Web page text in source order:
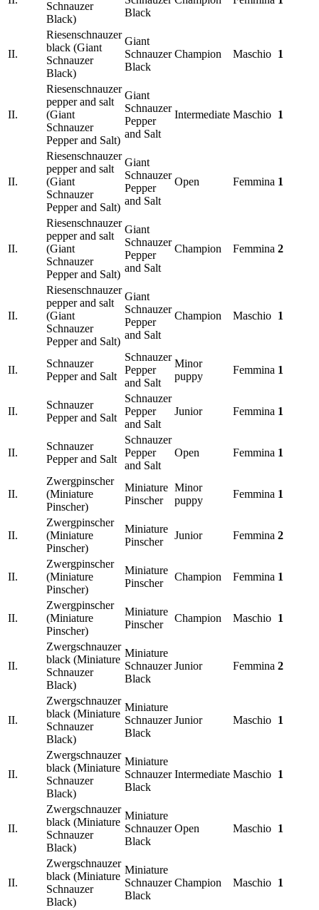
Schnauzer
Black)
Black
II.
Riesenschnauzer
black (Giant
Schnauzer
Black)
Giant
Schnauzer
Black
Champion Maschio 1
II.
Riesenschnauzer
pepper and salt
(Giant
Schnauzer
Pepper and Salt)
Giant
Schnauzer
Pepper
and Salt
Intermediate Maschio 1
II.
Riesenschnauzer
pepper and salt
(Giant
Schnauzer
Pepper and Salt)
Giant
Schnauzer
Pepper
and Salt
Open Femmina 1
II.
Riesenschnauzer
pepper and salt
(Giant
Schnauzer
Pepper and Salt)
Giant
Schnauzer
Pepper
and Salt
Champion Femmina 2
II.
Riesenschnauzer
pepper and salt
(Giant
Schnauzer
Pepper and Salt)
Giant
Schnauzer
Pepper
and Salt
Champion Maschio 1
II.
Schnauzer
Pepper and Salt
Schnauzer
Pepper
and Salt
Minor
puppy
Femmina 1
II.
Schnauzer
Pepper and Salt
Schnauzer
Pepper
and Salt
Junior Femmina 1
II.
Schnauzer
Pepper and Salt
Schnauzer
Pepper
and Salt
Open Femmina 1
II.
Zwergpinscher
(Miniature
Pinscher)
Miniature
Pinscher
Minor
puppy
Femmina 1
II.
Zwergpinscher
(Miniature
Pinscher)
Miniature
Pinscher
Junior Femmina 2
II.
Zwergpinscher
(Miniature
Pinscher)
Miniature
Pinscher
Champion Femmina 1
II.
Zwergpinscher
(Miniature
Pinscher)
Miniature
Pinscher
Champion Maschio 1
II.
Zwergschnauzer
black (Miniature
Schnauzer
Black)
Miniature
Schnauzer
Black
Junior Femmina 2
II.
Zwergschnauzer
black (Miniature
Schnauzer
Black)
Miniature
Schnauzer
Black
Junior Maschio 1
II.
Zwergschnauzer
black (Miniature
Schnauzer
Black)
Miniature
Schnauzer
Black
Intermediate Maschio 1
II.
Zwergschnauzer
black (Miniature
Schnauzer
Black)
Miniature
Schnauzer
Black
Open Maschio 1
II.
Zwergschnauzer
black (Miniature
Schnauzer
Black)
Miniature
Schnauzer
Black
Champion Maschio 1